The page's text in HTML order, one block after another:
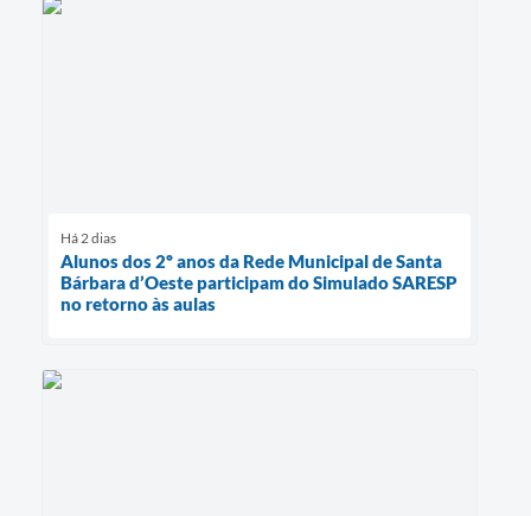
Há 2 dias
Alunos dos 2º anos da Rede Municipal de Santa
Bárbara d’Oeste participam do Simulado SARESP
no retorno às aulas